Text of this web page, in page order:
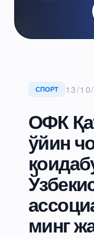
СПОРТ 13/
ОФК
ўйин
минг